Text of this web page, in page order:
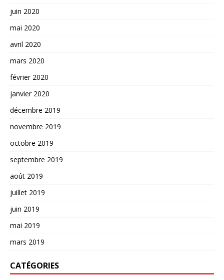
juin 2020
mai 2020
avril 2020
mars 2020
février 2020
janvier 2020
décembre 2019
novembre 2019
octobre 2019
septembre 2019
août 2019
juillet 2019
juin 2019
mai 2019
mars 2019
CATÉGORIES